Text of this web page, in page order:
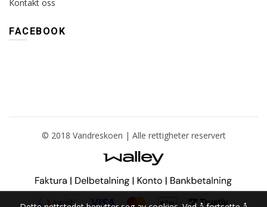
Kontakt oss
FACEBOOK
© 2018 Vandreskoen | Alle rettigheter reservert